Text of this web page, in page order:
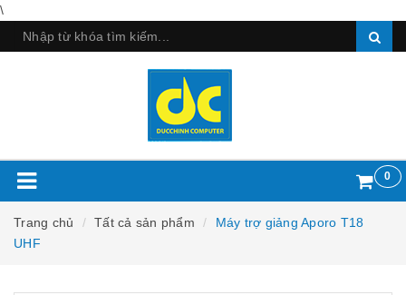
\
0
Trang chủ Tất cả sản phẩm
Máy trợ giảng Aporo T18
UHF